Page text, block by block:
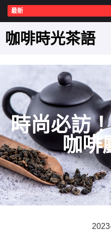
最新
咖啡時光茶語
時尚必訪
咖啡